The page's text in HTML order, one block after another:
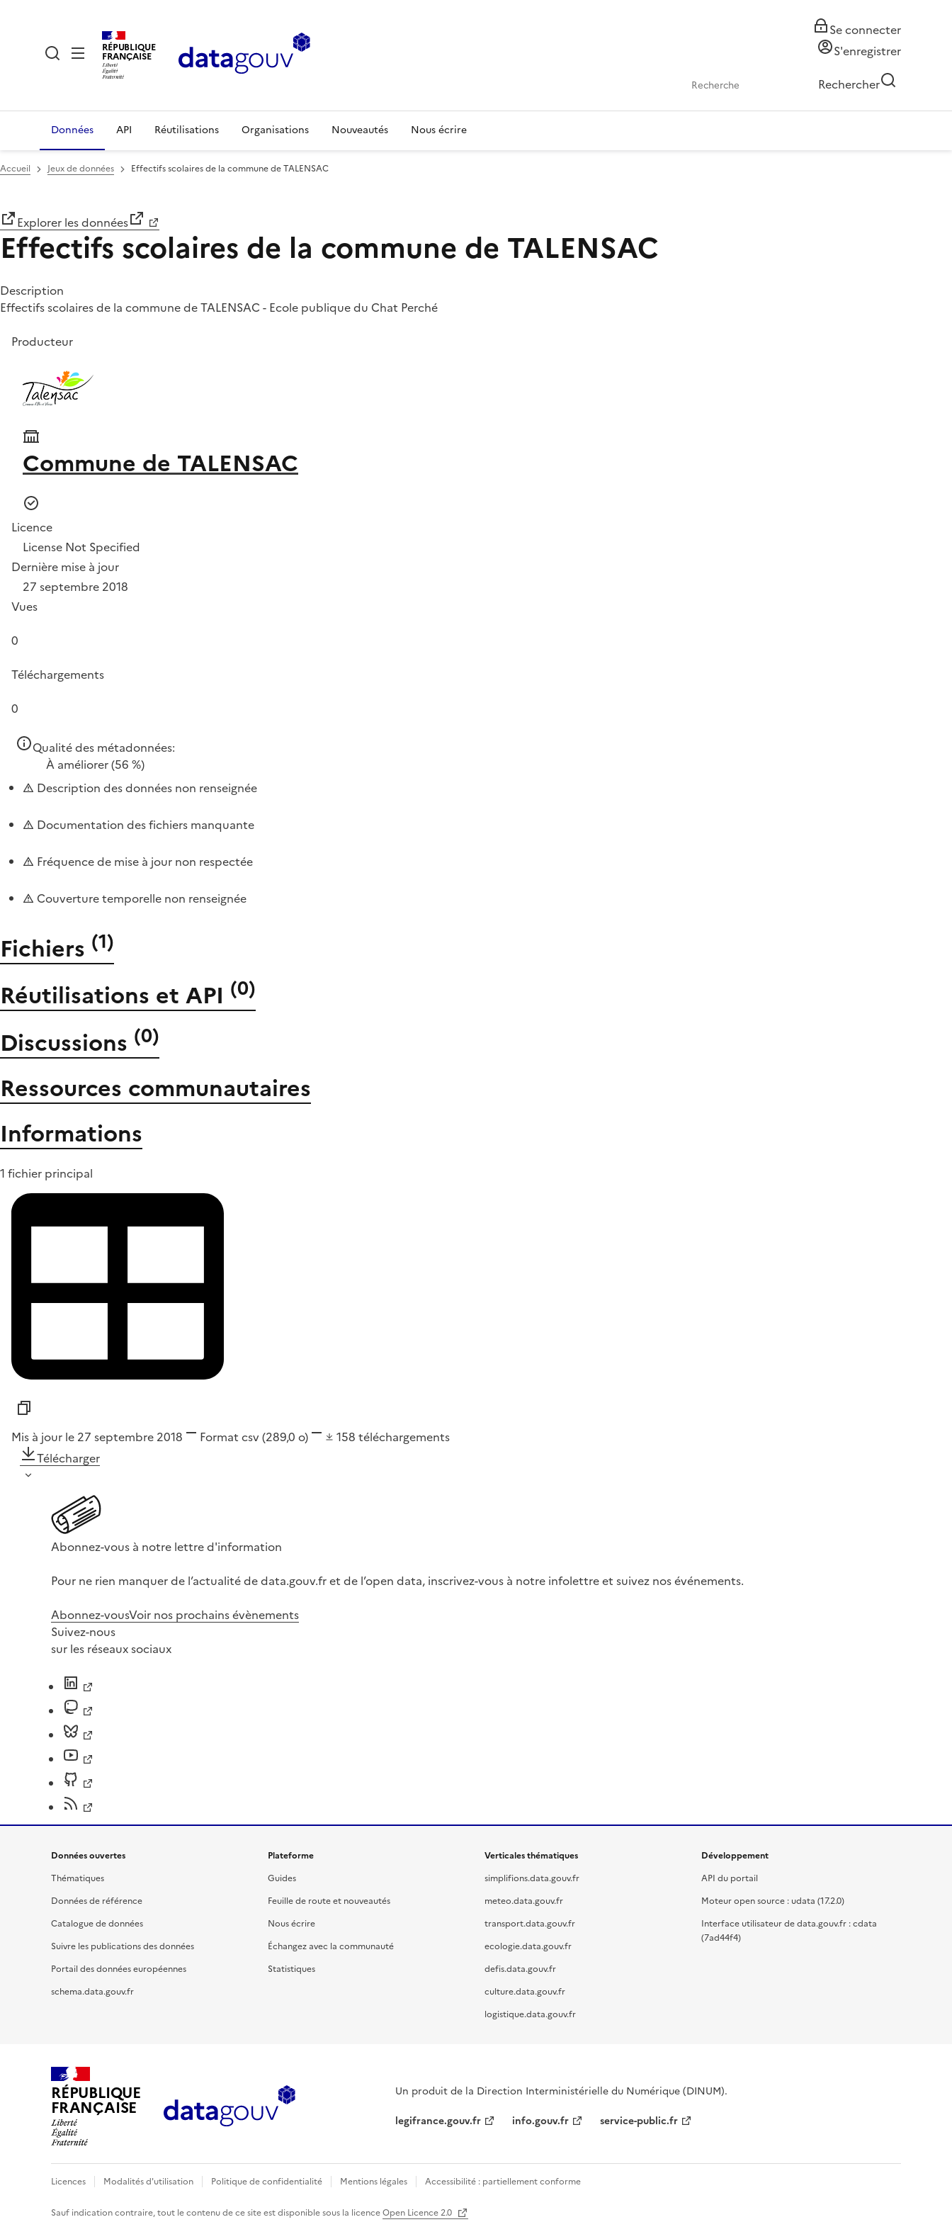
RÉPUBLIQUE
FRANÇAISE
Se connecter
S'enregistrer
Rechercher
Données API Réutilisations Organisations Nouveautés Nous écrire
Accueil Jeux de données Effectifs scolaires de la commune de TALENSAC
Explorer les données
Effectifs scolaires de la commune de TALENSAC
Description
Effectifs scolaires de la commune de TALENSAC - Ecole publique du Chat Perché
Producteur
Commune de TALENSAC
Licence
License Not Specified
Dernière mise à jour
27 septembre 2018
Vues
0
Téléchargements
0
Qualité des métadonnées:
À améliorer(56 %)
Description des données non renseignée
Documentation des fichiers manquante
Fréquence de mise à jour non respectée
Couverture temporelle non renseignée
Fichiers (1)
Réutilisations et API (0)
Discussions (0)
Ressources communautaires
Informations
1 fichier principal
Mis à jour le 27 septembre 2018 Format csv(289,0 o) 158 téléchargements
Télécharger
Abonnez-vous à notre lettre d'information
Pour ne rien manquer de l’actualité de data.gouv.fr et de l’open data, inscrivez-vous à notre infolettre et suivez nos événements.
Abonnez-vousVoir nos prochains évènements
Suivez-nous
sur les réseaux sociaux
Données ouvertes
Thématiques
Données de référence
Catalogue de données
Suivre les publications des données
Portail des données européennes
schema.data.gouv.fr
Plateforme
Guides
Feuille de route et nouveautés
Nous écrire
Échangez avec la communauté
Statistiques
Verticales thématiques
simplifions.data.gouv.fr
meteo.data.gouv.fr
transport.data.gouv.fr
ecologie.data.gouv.fr
defis.data.gouv.fr
culture.data.gouv.fr
logistique.data.gouv.fr
Développement
API du portail
Moteur open source : udata (17.2.0)
Interface utilisateur de data.gouv.fr : cdata
(7ad44f4)
RÉPUBLIQUE
FRANÇAISE
Un produit de la Direction Interministérielle du Numérique (DINUM).
legifrance.gouv.fr
info.gouv.fr service-public.fr
Licences Modalités d'utilisation Politique de confidentialité Mentions légales Accessibilité : partiellement conforme
Sauf indication contraire, tout le contenu de ce site est disponible sous la licenceOpen Licence 2.0